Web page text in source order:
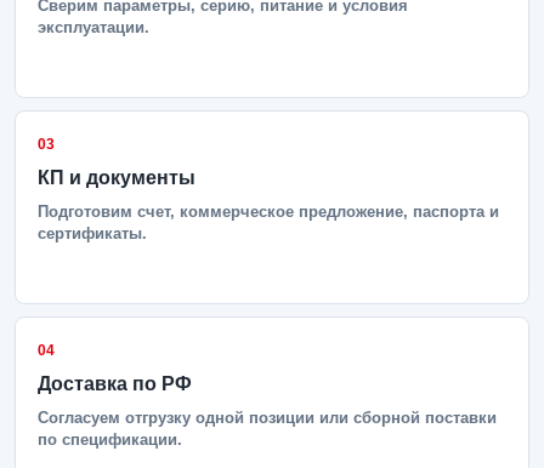
Сверим параметры, серию, питание и условия
эксплуатации.
03
КП и документы
Подготовим счет, коммерческое предложение, паспорта и
сертификаты.
04
Доставка по РФ
Согласуем отгрузку одной позиции или сборной поставки
по спецификации.